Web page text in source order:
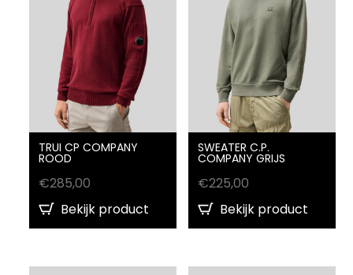
TRUI CP COMPANY
ROOD
€285,00
Bekijk product
SWEATER C.P.
COMPANY GRIJS
€225,00
Bekijk product